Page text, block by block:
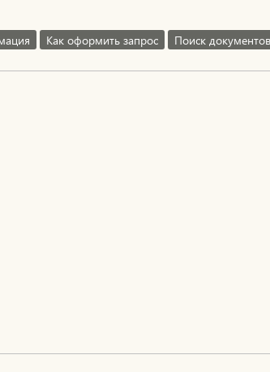
Как оформить запрос Поиск документов